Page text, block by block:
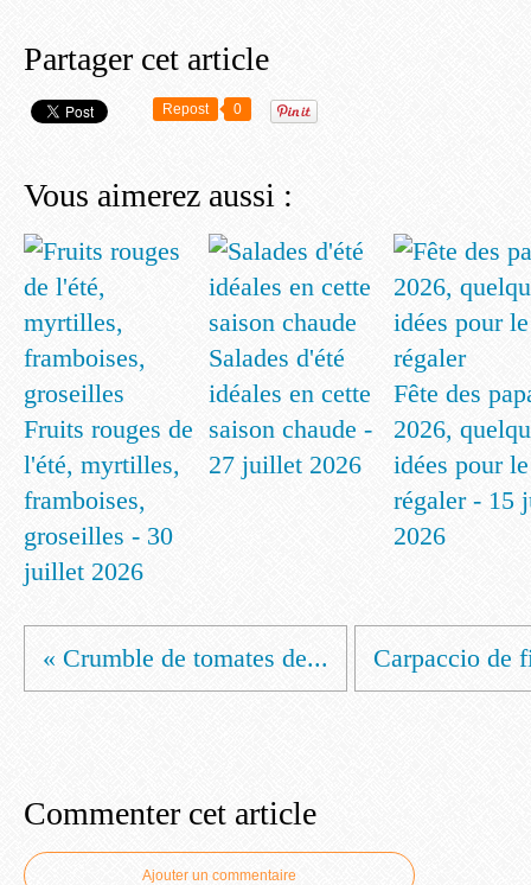
Partager cet article
Repost 0
Vous aimerez aussi :
Fruits rouges de
l'été, myrtilles,
framboises,
groseilles - 30
juillet 2026
Salades d'été
idéales en cette
saison chaude -
27 juillet 2026
Fête des
2026,
idées pour le
régaler - 15
2026
« Crumble de tomates de... Carpaccio de
Commenter cet article
Ajouter un commentaire